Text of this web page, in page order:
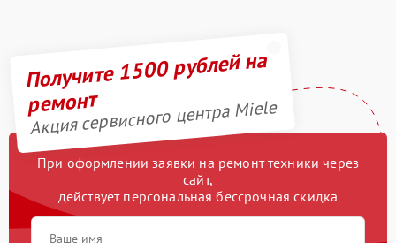
Получите 1500 рублей на
ремонт
Акция сервисного центра Miele
При оформлении заявки на ремонт техники через
сайт,
действует персональная бессрочная скидка